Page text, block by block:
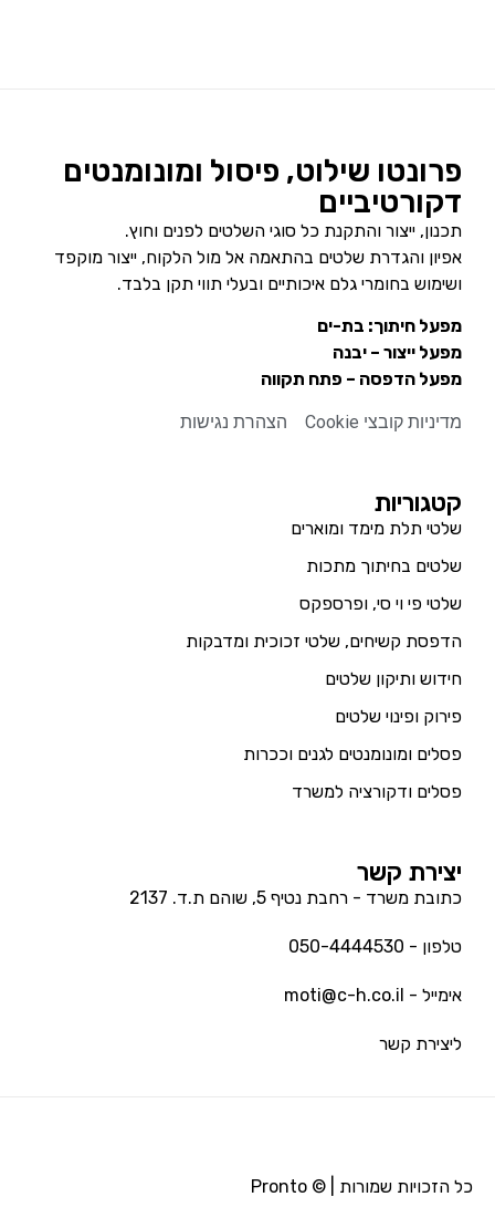
פרונטו שילוט, פיסול ומונומנטים
דקורטיביים
תכנון, ייצור והתקנת כל סוגי השלטים לפנים וחוץ.
אפיון והגדרת שלטים בהתאמה אל מול הלקוח, ייצור מוקפד
ושימוש בחומרי גלם איכותיים ובעלי תווי תקן בלבד.
מפעל חיתוך: בת-ים
מפעל ייצור – יבנה
מפעל הדפסה – פתח תקווה
מדיניות קובצי Cookie הצהרת נגישות
קטגוריות
שלטי תלת מימד ומוארים
שלטים בחיתוך מתכות
שלטי פי וי סי, ופרספקס
הדפסת קשיחים, שלטי זכוכית ומדבקות
חידוש ותיקון שלטים
פירוק ופינוי שלטים
פסלים ומונומנטים לגנים וככרות
פסלים ודקורציה למשרד
יצירת קשר
כתובת משרד - רחבת נטיף 5, שוהם ת.ד. 2137
טלפון - 050-4444530
אימייל - moti@c-h.co.il
ליצירת קשר
כל הזכויות שמורות | © Pronto